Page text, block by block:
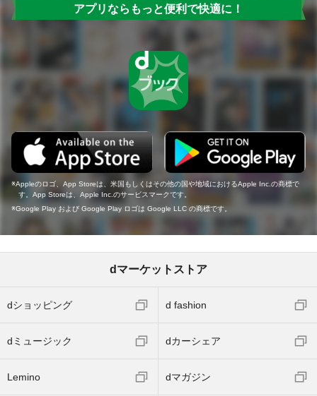
アプリならもっと便利で快適に！
Appleのロゴ、App Storeは、米国もしくはその他の国や地域におけるApple Inc.の商標で
す。App Storeは、Apple Inc.のサービスマークです。
Google Play および Google Play ロゴは Google LLC の商標です。
dマーケットストア
dショッピング d fashion
dミュージック dカーシェア
Lemino dマガジン